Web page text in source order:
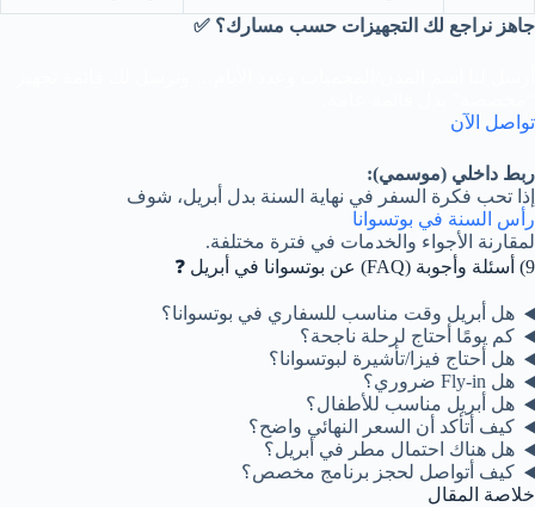
جاهز نراجع لك التجهيزات حسب مسارك؟ ✅
تواصل الآن
ربط داخلي (موسمي):
إذا تحب فكرة السفر في نهاية السنة بدل أبريل، شوف
رأس السنة في بوتسوانا
لمقارنة الأجواء والخدمات في فترة مختلفة.
9) أسئلة وأجوبة (FAQ) عن بوتسوانا في أبريل ❓
هل أبريل وقت مناسب للسفاري في بوتسوانا؟
كم يومًا أحتاج لرحلة ناجحة؟
هل أحتاج فيزا/تأشيرة لبوتسوانا؟
هل Fly-in ضروري؟
هل أبريل مناسب للأطفال؟
كيف أتأكد أن السعر النهائي واضح؟
هل هناك احتمال مطر في أبريل؟
كيف أتواصل لحجز برنامج مخصص؟
خلاصة المقال